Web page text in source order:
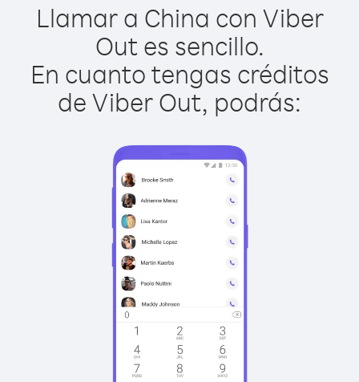
Llamar a China con Viber
Out es sencillo.
En cuanto tengas créditos
de Viber Out, podrás: